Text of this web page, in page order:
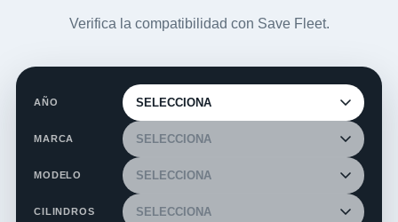
Verifica la compatibilidad con Save Fleet.
AÑO
MARCA
MODELO
CILINDROS